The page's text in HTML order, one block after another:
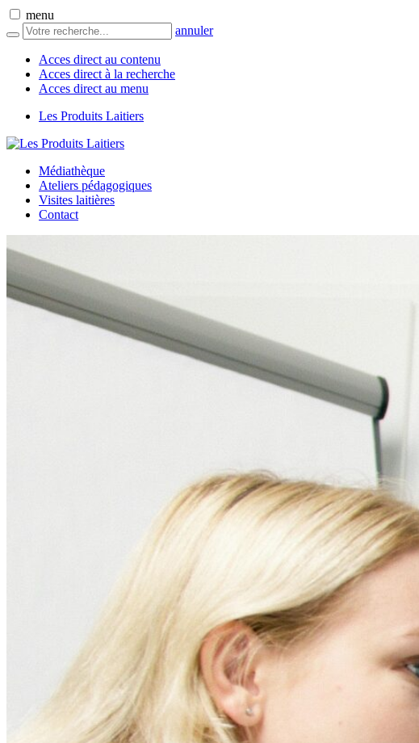
menu
annuler
Acces direct au contenu
Acces direct à la recherche
Acces direct au menu
Les Produits Laitiers
Médiathèque
Ateliers pédagogiques
Visites laitières
Contact